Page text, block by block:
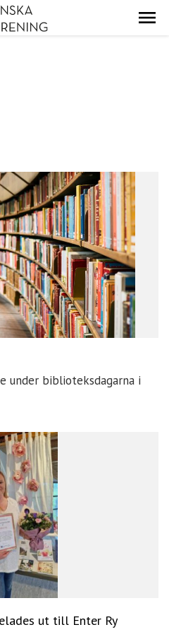
under biblioteksdagarna i
ut till Enter Ry